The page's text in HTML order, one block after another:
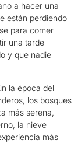
a hacer una
están perdiendo
para comer
una tarde
y que nadie
la época del
los bosques
más serena,
la nieve
más